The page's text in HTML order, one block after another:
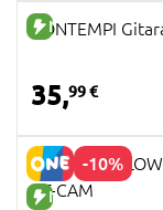
NAUJA PREKĖ
BONTEMPI
35,99 €
-10%
NAUJA PREKĖ
BT-CAM